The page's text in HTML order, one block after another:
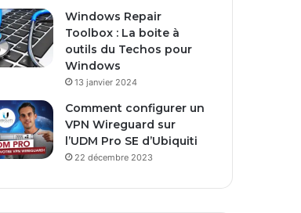
Windows Repair
Toolbox : La boite à
outils du Techos pour
Windows
13 janvier 2024
Comment configurer un
VPN Wireguard sur
l’UDM Pro SE d’Ubiquiti
22 décembre 2023